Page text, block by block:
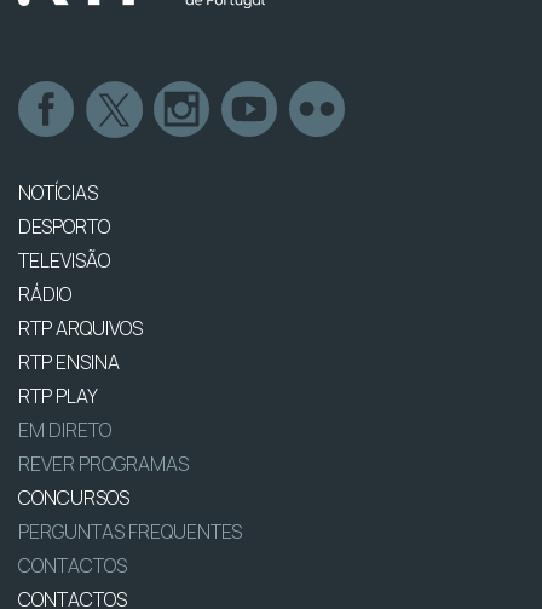
NOTÍCIAS
DESPORTO
TELEVISÃO
RÁDIO
RTP ARQUIVOS
RTP ENSINA
RTP PLAY
EM DIRETO
REVER PROGRAMAS
CONCURSOS
PERGUNTAS FREQUENTES
CONTACTOS
CONTACTOS